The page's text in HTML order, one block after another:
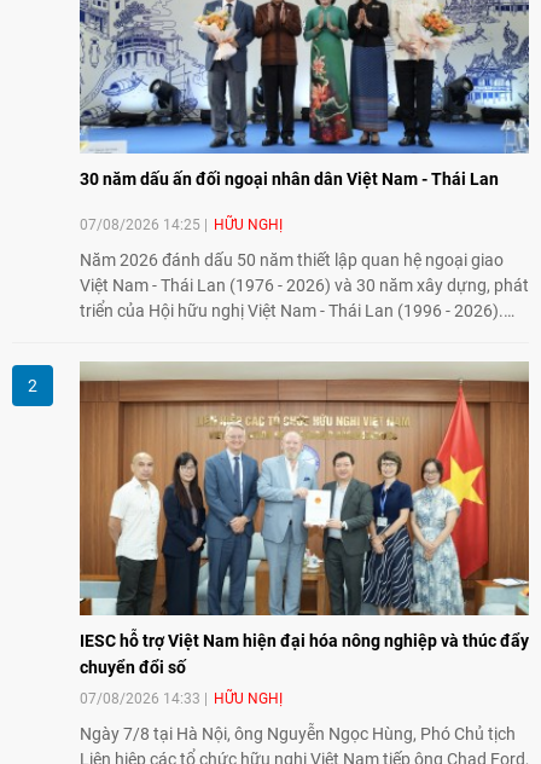
30 năm dấu ấn đối ngoại nhân dân Việt Nam - Thái Lan
07/08/2026 14:25 HỮU NGHỊ
Năm 2026 đánh dấu 50 năm thiết lập quan hệ ngoại giao
Việt Nam - Thái Lan (1976 - 2026) và 30 năm xây dựng, phát
triển của Hội hữu nghị Việt Nam - Thái Lan (1996 - 2026).
tình hữu nghị, đồng thời từng bước mở rộng hoạt động từ
giao lưu truyền thống sang kết nối địa phương, doanh
nghiệp, giáo dục, văn hóa và thế hệ trẻ, góp phần tăng
cường sự hiểu biết và hợp tác giữa nhân dân hai nước.
IESC hỗ trợ Việt Nam hiện đại hóa nông nghiệp và thúc đẩy
chuyển đổi số
07/08/2026 14:33 HỮU NGHỊ
Ngày 7/8 tại Hà Nội, ông Nguyễn Ngọc Hùng, Phó Chủ tịch
Liên hiệp các tổ chức hữu nghị Việt Nam tiếp ông Chad Ford,